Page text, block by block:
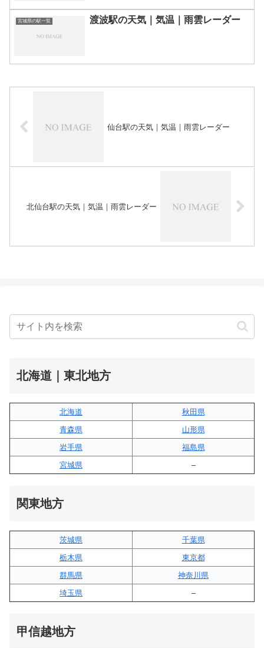
宮城県の駅一覧 渡波駅の天気｜気温｜雨雲レーダー
仙台駅の天気｜気温｜雨雲レーダー
北仙台駅の天気｜気温｜雨雲レーダー
北海道｜東北地方
北海道
秋田県
青森県
山形県
岩手県
福島県
宮城県
–
関東地方
茨城県
千葉県
栃木県
東京都
群馬県
神奈川県
埼玉県
–
甲信越地方